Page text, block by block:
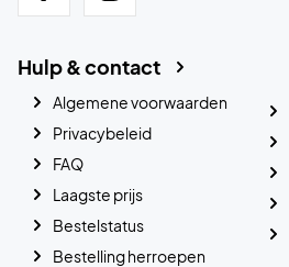
Hulp & contact
Algemene voorwaarden
Privacybeleid
FAQ
Laagste prijs
Bestelstatus
Bestelling herroepen